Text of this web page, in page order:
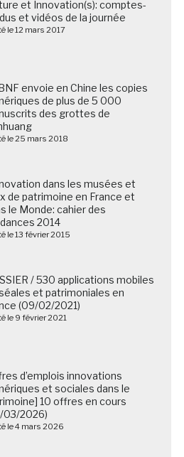
et Innovation(s): comptes-
et vidéos de la journée
le 12 mars 2017
envoie en Chine les copies
de plus de 5 000
des grottes de
le 25 mars 2018
dans les musées et
de patrimoine en France et
le Monde: cahier des
2014
le 13 février 2015
/ 530 applications mobiles
et patrimoniales en
(09/02/2021)
le 9 février 2021
d’emplois innovations
et sociales dans le
10 offres en cours
03/2026)
le 4 mars 2026